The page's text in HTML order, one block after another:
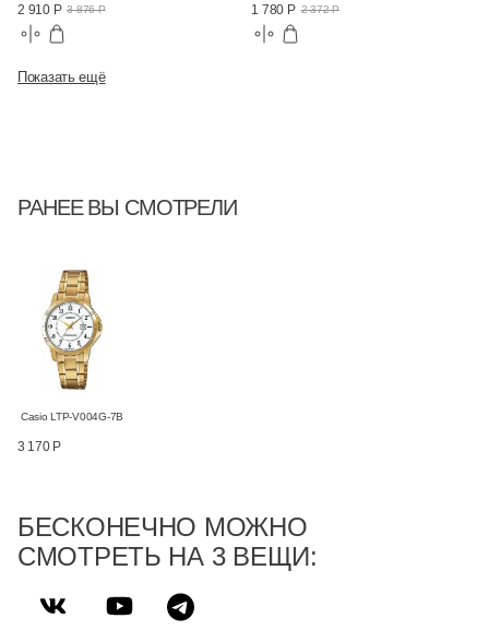
2 910 Р 3 876 Р
1 780 Р 2 372 Р
Показать ещё
РАНЕЕ ВЫ СМОТРЕЛИ
Casio LTP-V004G-7B
3 170 Р
БЕСКОНЕЧНО МОЖНО
СМОТРЕТЬ НА 3 ВЕЩИ: